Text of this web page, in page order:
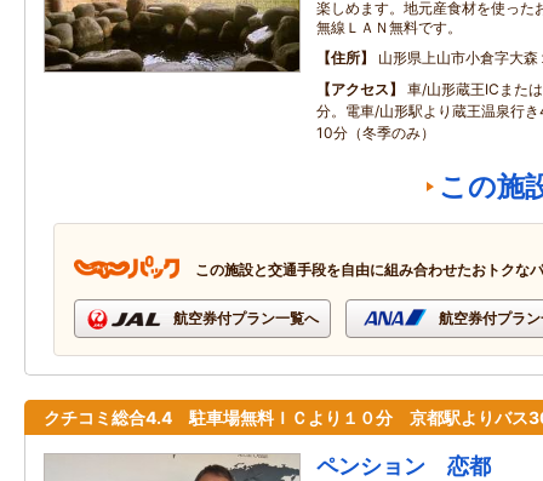
楽しめます。地元産食材を使った
無線ＬＡＮ無料です。
住所
山形県上山市小倉字大
アクセス
車/山形蔵王ICまた
分。電車/山形駅より蔵王温泉行
10分（冬季のみ）
この施
この施設と交通手段を自由に組み合わせたおトクな
航空券付プラン一覧へ 航空券付プラ
クチコミ総合4.4 駐車場無料ＩＣより１０分 京都駅よりバス
ペンション 恋都